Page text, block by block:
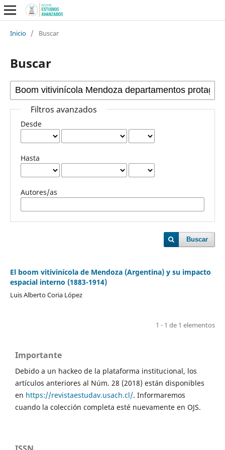
Inicio / Buscar
Buscar
Filtros avanzados
Desde
Hasta
Autores/as
Buscar
El boom vitivinícola de Mendoza (Argentina) y su impacto
espacial interno (1883-1914)
Luis Alberto Coria López
1 - 1 de 1 elementos
Importante
Debido a un hackeo de la plataforma institucional, los
artículos anteriores al Núm. 28 (2018) están disponibles
en https://revistaestudav.usach.cl/. Informaremos
cuando la colección completa esté nuevamente en OJS.